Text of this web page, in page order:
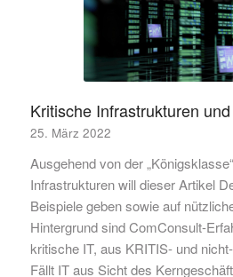
Kritische Infrastrukturen
25. März 2022
Ausgehend von der
Infrastrukturen will dieser Artikel
Beispiele geben sowie auf
Hintergrund sind ComConsult-
kritische IT, aus KRITIS- und
Fällt IT aus Sicht des